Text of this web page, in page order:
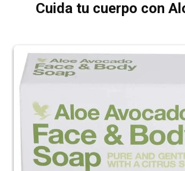
Cuida tu cuerpo con